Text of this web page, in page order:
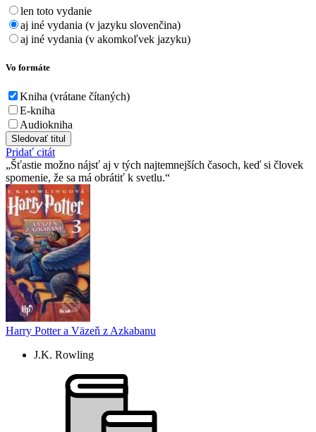
len toto vydanie
aj iné vydania (v jazyku slovenčina)
aj iné vydania (v akomkoľvek jazyku)
Vo formáte
Kniha (vrátane čítaných)
E-kniha
Audiokniha
Sledovať titul
Pridať citát
Šťastie možno nájsť aj v tých najtemnejších časoch, keď si človek
spomenie, že sa má obrátiť k svetlu.
Harry Potter a Väzeň z Azkabanu
J.K. Rowling